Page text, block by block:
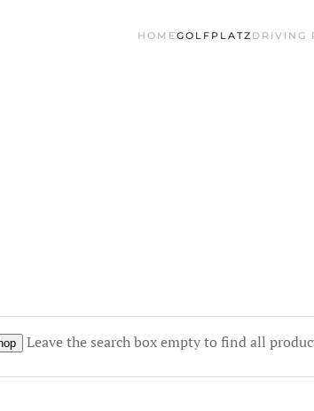
HOMEGOLFPLATZ DRIVING
Leave the search box empty to find all